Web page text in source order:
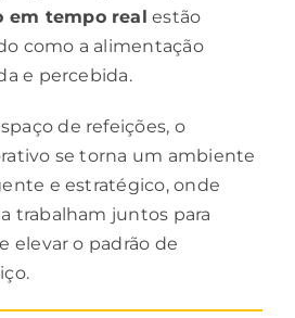
tempo real estão
como a alimentação
e percebida.
de refeições, o
se torna um ambiente
e estratégico, onde
trabalham juntos para
elevar o padrão de